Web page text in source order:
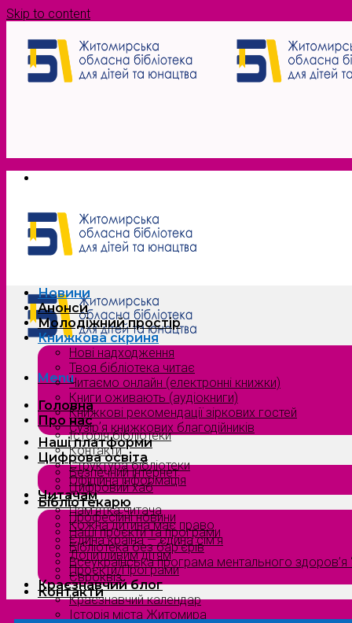
Skip to content
Menu
Головна
Про нас
Історія бібліотеки
Контакти
Структура бібліотеки
Офіційна інформація
Читачам
Пам’ятка читача
Кожна дитина має право
Єдина країна — єдина сім’я
Допитливим дітям
Проєкти/Програми
Краєзнавчий блог
Краєзнавчий календар
Історія міста Житомира
Новини
Анонси
Молодіжний простір
Книжкова скриня
Нові надходження
Твоя бібліотека читає
Читаємо онлайн (електронні книжки)
Книги оживають (аудіокниги)
Книжкові рекомендації зіркових гостей
Сузірʼя книжкових благодійників
Наші платформи
Цифрова освіта
Безпечний інтернет
Цифровий хаб
Бібліотекарю
Професійні новини
Наші проєкти та програми
Бібліотека без бар’єрів
Всеукраїнська програма ментального здоров’я
Євроквіз
Контакти